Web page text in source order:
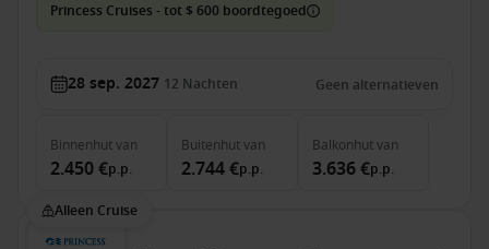
Princess Cruises - tot $ 600 boordtegoed
28 sep. 2027 12 Nachten Geen alternatieven
Binnenhutvan
2.450 €p.p.
Buitenhutvan
2.744 €p.p.
Balkonhutvan
3.636 €p.p.
Alleen Cruise